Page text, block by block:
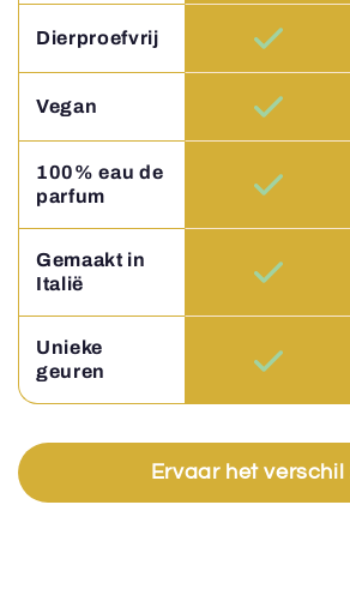
Dierproefvrij
Vegan
100% eau de
parfum
Gemaakt in
Italië
Unieke
geuren
Ervaar het verschil